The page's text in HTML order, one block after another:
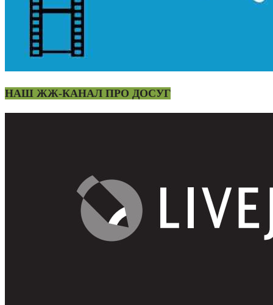
НАШ ЖЖ-КАНАЛ ПРО ДОСУГ